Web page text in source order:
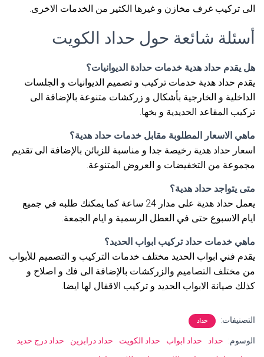
الى تركيب غرف مخازن و غيرها الكثير من الخدمات الاخرى.
أسئلة شائعة حول حداد الكويت
هل يقدم حداد هدية خدمات حدادة الديوانيات؟
يقدم حداد هدية خدمات تركيب و تصميم الديوانيات و الجلسات
الداخلية و الخارجية بأشكال و زركشات متنوعة بالإضافة الى
تركيب المقاعد الحديدية و بخها.
ماهي الاسعار المطلوبة مقابل خدمات حداد هدية؟
اسعار حداد هدية رخيصة جدا و مناسبة للزبائن بالإضافة الى تقديم
مجموعة من التخفيضات و العروض المتنوعة.
متى يتواجد حداد هدية؟
يعمل حداد هدية على مدار 24 ساعة كما يمكنك طلبه في جميع
ايام الاسبوع حتى في العطل الرسمية و ايام الجمعة.
ماهي خدمات حداد تركيب ابواب الحديد؟
يقدم فني ابواب الحديد مختلف خدمات التركيب و التصميم للأبواب
من مختلف التصاميم والزركشات بالإضافة الى فك و اصلاح و
كذلك صيانة الابواب الحديد و تركيب الاقفال لها ايضا.
التصنيفات: حداد
الوسوم: حداد حداد ابواب حداد الكويت حداد درابزين
حداد درج حديد